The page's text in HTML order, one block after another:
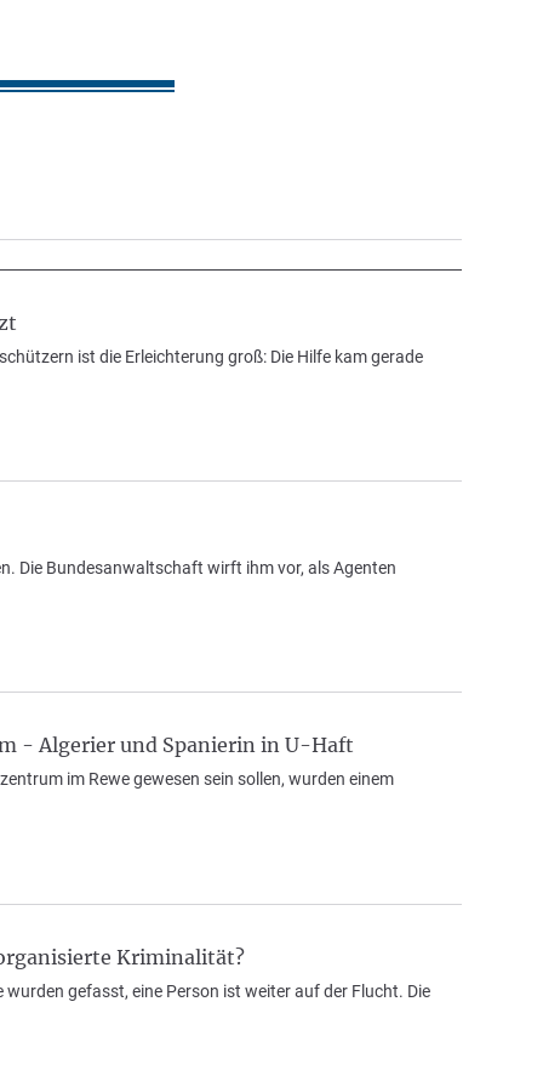
ist die Erleichterung groß: Die Hilfe kam gerade
Die Bundesanwaltschaft wirft ihm vor, als Agenten
- Algerier und Spanierin in U-Haft
im Rewe gewesen sein sollen, wurden einem
Kriminalität?
gefasst, eine Person ist weiter auf der Flucht. Die